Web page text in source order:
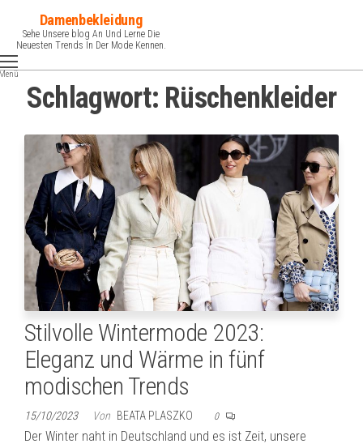
Inhalt
springen
Damenbekleidung
Sehe Unsere blog An Und Lerne Die
Neuesten Trends In Der Mode Kennen.
Schlagwort: Rüschenkleider
Stilvolle Wintermode 2023:
Eleganz und Wärme in fünf
modischen Trends
15/10/2023 Von BEATA PLASZKO 0
Der Winter naht in Deutschland und es ist Zeit, unsere